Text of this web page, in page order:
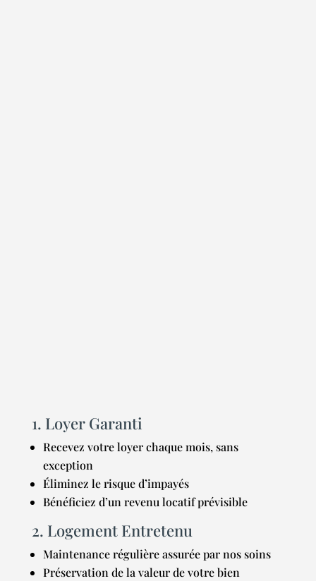
1. Loyer Garanti
Recevez votre loyer chaque mois, sans
exception
Éliminez le risque d’impayés
Bénéficiez d’un revenu locatif prévisible
2. Logement Entretenu
Maintenance régulière assurée par nos soins
Préservation de la valeur de votre bien